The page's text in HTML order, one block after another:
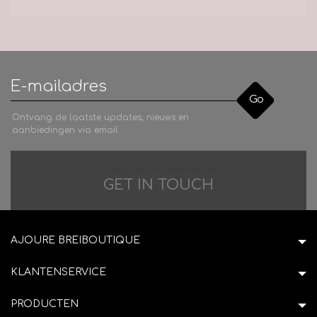
Go
Ontvang de laatste updates, nieuws en
aanbiedingen via email
GET IN TOUCH
AJOURE BREIBOUTIQUE
KLANTENSERVICE
PRODUCTEN